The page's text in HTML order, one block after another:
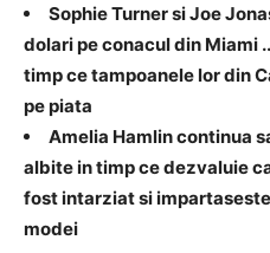
Sophie Turner si Joe
dolari pe conacul din Miami ..
timp ce tampoanele lor din
pe piata
Amelia Hamlin continua
albite in timp ce dezvaluie
fost intarziat si
modei